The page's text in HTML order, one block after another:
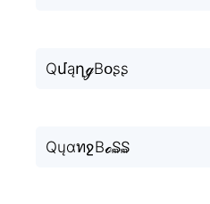
QմąղℊBօʂʂ
QųαทջBℴ₷₷